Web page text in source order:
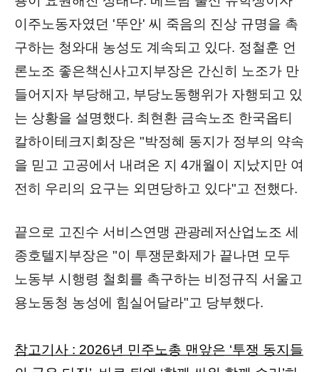
이주노동자였던 '뚜안' 씨 죽음의 진상 규명을 촉
구하는 청와대 농성도 계속되고 있다. 정철훈 언
론노조 좋은책신사고지부장은 간신히 노조가 만
들어지자 부당해고, 부당노동행위가 자행되고 있
는 상황을 설명했다. 최현환 금속노조 한국옵티
칼하이테크지회장은 "박정혜 동지가 정부의 약속
을 믿고 고공에서 내려온 지 4개월이 지났지만 여
전히 우리의 요구는 외면당하고 있다"고 전했다.
끝으로 고진수 서비스연맹 관광레저산업노조 세
종호텔지부장은 "이 투쟁문화제가 끝나면 모두
노동부 시행령 철회를 촉구하는 비정규직 서울고
용노동청 농성에 힘실어달라"고 당부했다.
참고기사 : 2026년 민주노총 맨앞은 ‘투쟁 동지들